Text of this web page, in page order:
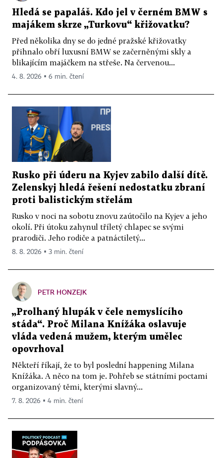
Hledá se papaláš. Kdo jel v černém BMW s
majákem skrze „Turkovu“ křižovatku?
Před několika dny se do jedné pražské křižovatky
přihnalo obří luxusní BMW se začerněnými skly a
blikajícím majáčkem na střeše. Na červenou...
4. 8. 2026 ▪ 6 min. čtení
Rusko při úderu na Kyjev zabilo další dítě.
Zelenskyj hledá řešení nedostatku zbraní
proti balistickým střelám
Rusko v noci na sobotu znovu zaútočilo na Kyjev a jeho
okolí. Při útoku zahynul tříletý chlapec se svými
prarodiči. Jeho rodiče a patnáctiletý...
8. 8. 2026 ▪ 3 min. čtení
PETR HONZEJK
„Prolhaný hlupák v čele nemyslícího
stáda“. Proč Milana Knížáka oslavuje
vláda vedená mužem, kterým umělec
opovrhoval
Někteří říkají, že to byl poslední happening Milana
Knížáka. A něco na tom je. Pohřeb se státními poctami
organizovaný těmi, kterými slavný...
7. 8. 2026 ▪ 4 min. čtení